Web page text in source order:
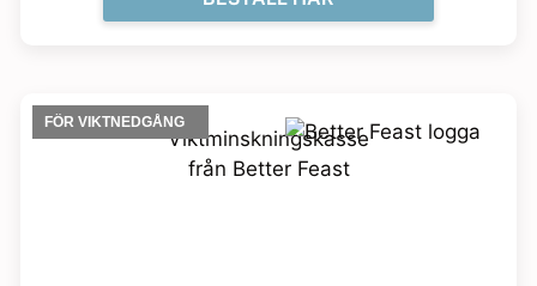
FÖR VIKTNEDGÅNG